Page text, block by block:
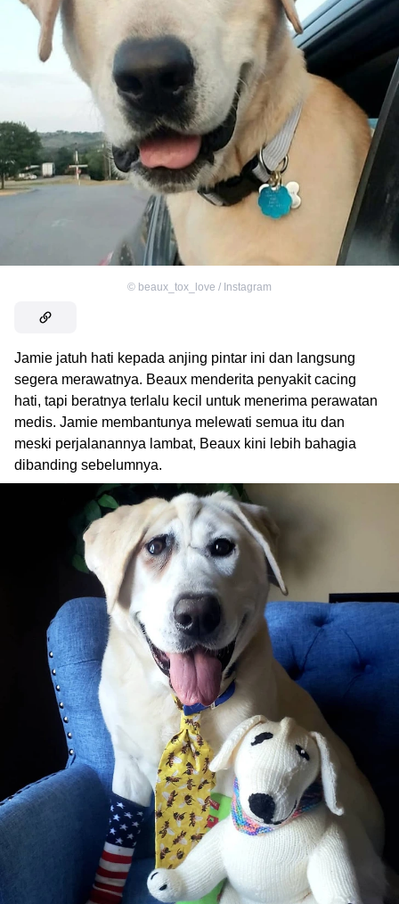
© beaux_tox_love / Instagram
Jamie jatuh hati kepada anjing pintar ini dan langsung
segera merawatnya. Beaux menderita penyakit cacing
hati, tapi beratnya terlalu kecil untuk menerima perawatan
medis. Jamie membantunya melewati semua itu dan
meski perjalanannya lambat, Beaux kini lebih bahagia
dibanding sebelumnya.